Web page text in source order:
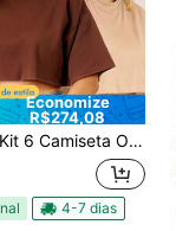
Economize
R$274,08
Camiseta Oversized Cropped Feminina Soltinha Tshirt Confortável Leve Camiseta Básica
4-7 dias